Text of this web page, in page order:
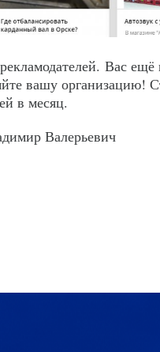
Вас ещё
вашу организацию!
в месяц.
Валерьевич